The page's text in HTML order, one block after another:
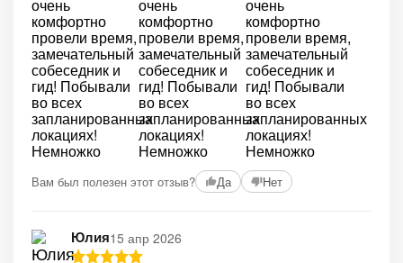
Вам был полезен этот отзыв? Да Нет
Юлия15 апр 2026